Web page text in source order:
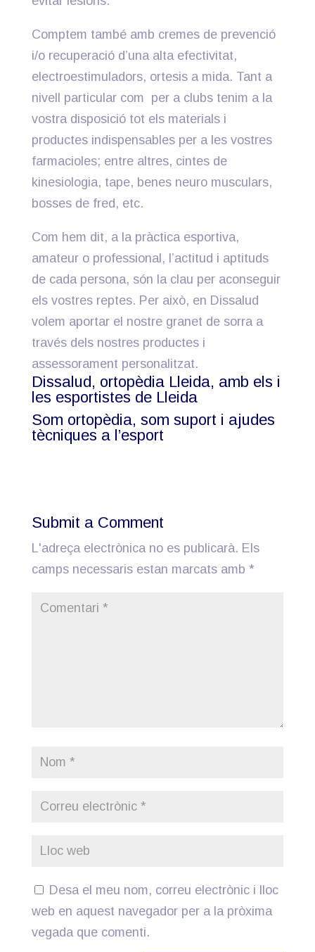
Comptem també amb cremes de prevenció
i/o recuperació d’una alta efectivitat,
electroestimuladors, ortesis a mida. Tant a
nivell particular com per a clubs tenim a la
vostra disposició tot els materials i
productes indispensables per a les vostres
farmacioles; entre altres, cintes de
kinesiologia, tape, benes neuro musculars,
bosses de fred, etc.
Com hem dit, a la pràctica esportiva,
amateur o professional, l’actitud i aptituds
de cada persona, són la clau per aconseguir
els vostres reptes. Per això, en Dissalud
volem aportar el nostre granet de sorra a
través dels nostres productes i
assessorament personalitzat.
Dissalud, ortopèdia Lleida, amb els i
les esportistes de Lleida
Som ortopèdia, som suport i ajudes
tècniques a l’esport
Submit a Comment
L'adreça electrònica no es publicarà. Els
camps necessaris estan marcats amb *
Desa el meu nom, correu electrònic i lloc
web en aquest navegador per a la pròxima
vegada que comenti.